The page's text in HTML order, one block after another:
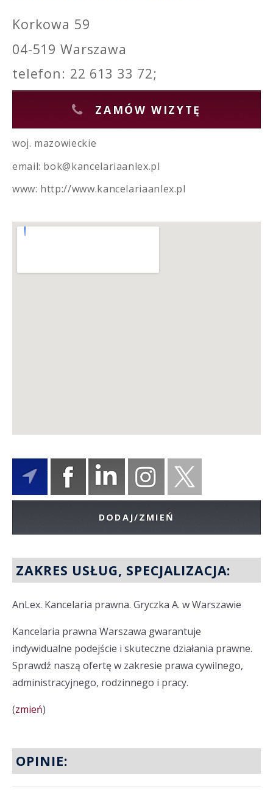
Korkowa 59
04-519 Warszawa
telefon: 22 613 33 72;
ZAMÓW WIZYTĘ
woj. mazowieckie
email: bok@kancelariaanlex.pl
www: http://www.kancelariaanlex.pl
DODAJ/ZMIEŃ
ZAKRES USŁUG, SPECJALIZACJA:
AnLex. Kancelaria prawna. Gryczka A. w Warszawie
Kancelaria prawna Warszawa gwarantuje
indywidualne podejście i skuteczne działania prawne.
Sprawdź naszą ofertę w zakresie prawa cywilnego,
administracyjnego, rodzinnego i pracy.
(zmień)
OPINIE: